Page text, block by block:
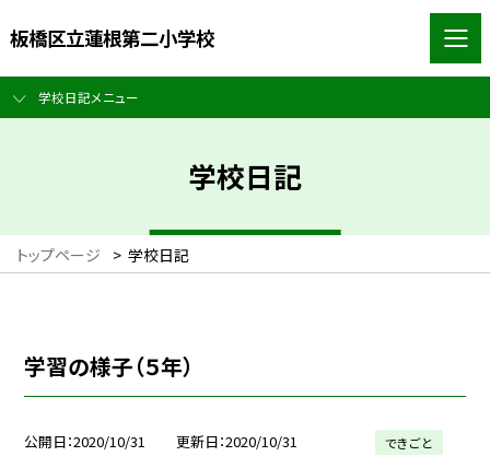
板橋区立蓮根第二小学校
学校日記メニュー
学校日記
トップページ > 学校日記
学習の様子（５年）
公開日 2020/10/31 更新日 2020/10/31 できごと